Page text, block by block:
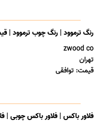
رنگ ترموود | رنگ چوب ترموود |
zwood co
تهران
قیمت: توافقی
فلاور باکس | فلاور باکس چوبی |